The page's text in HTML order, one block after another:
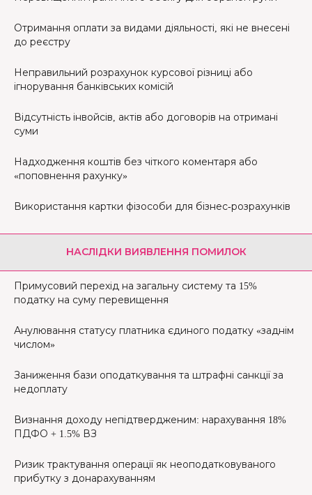
Отримання оплати за видами діяльності, які не внесені
до реєстру
Неправильний розрахунок курсової різниці або
ігнорування банківських комісій
Відсутність інвойсів, актів або договорів на отримані
суми
Надходження коштів без чіткого коментаря або
«поповнення рахунку»
Використання картки фізособи для бізнес-розрахунків
НАСЛІДКИ ВИЯВЛЕННЯ ПОМИЛОК
Примусовий перехід на загальну систему та 15%
податку на суму перевищення
Анулювання статусу платника єдиного податку «заднім
числом»
Заниження бази оподаткування та штрафні санкції за
недоплату
Визнання доходу непідтвердженим: нарахування 18%
ПДФО + 1.5% ВЗ
Ризик трактування операції як неоподатковуваного
прибутку з донарахуванням